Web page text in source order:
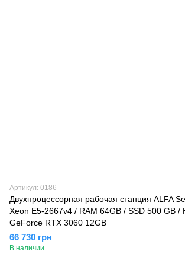
Артикул: 0186
Двухпроцессорная рабочая станция ALFA
Xeon E5-2667v4 / RAM 64GB / SSD 500 GB /
GeForce RTX 3060 12GB
66 730 грн
В наличии